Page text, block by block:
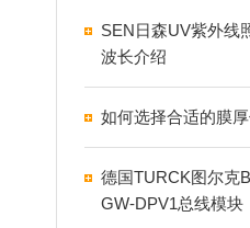
SEN日森UV紫外线
波长介绍
如何选择合适的膜厚
德国TURCK图尔克
GW-DPV1总线模块